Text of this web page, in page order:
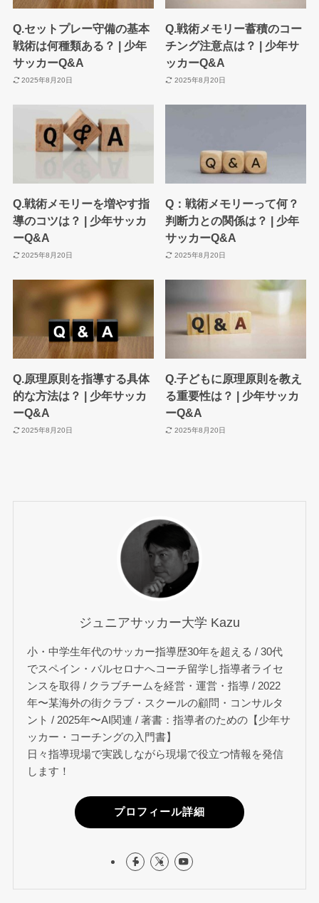
Q.セットプレー守備の基本
戦術は何種類ある？ | 少年
サッカーQ&A
2025年8月20日
Q.戦術メモリー蓄積のコー
チング注意点は？ | 少年サ
ッカーQ&A
2025年8月20日
Q.戦術メモリーを増やす指
導のコツは？ | 少年サッカ
ーQ&A
2025年8月20日
Q：戦術メモリーって何？
判断力との関係は？ | 少年
サッカーQ&A
2025年8月20日
Q.原理原則を指導する具体
的な方法は？ | 少年サッカ
ーQ&A
2025年8月20日
Q.子どもに原理原則を教え
る重要性は？ | 少年サッカ
ーQ&A
2025年8月20日
ジュニアサッカー大学 Kazu
小・中学生年代のサッカー指導歴30年を超える / 30代
でスペイン・バルセロナへコーチ留学し指導者ライセ
ンスを取得 / クラブチームを経営・運営・指導 / 2022
年〜某海外の街クラブ・スクールの顧問・コンサルタ
ント / 2025年〜AI関連 / 著書：指導者のための【少年サ
ッカー・コーチングの入門書】
日々指導現場で実践しながら現場で役立つ情報を発信
します！
プロフィール詳細